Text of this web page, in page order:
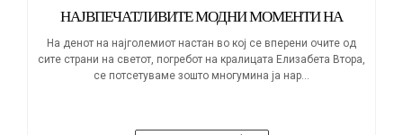
НАЈВПЕЧАТЛИВИТЕ МОДНИ МОМЕНТИ НА
КРАЛИЦАТА ЕЛИЗАБЕТА
На денот на најголемиот настан во кој се вперени очите од
сите страни на светот, погребот на кралицата Елизабета Втора,
се потсетуваме зошто многумина ја нар...